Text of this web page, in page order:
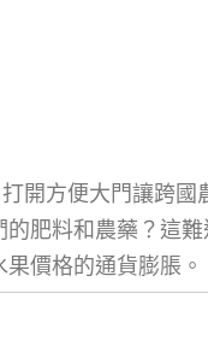
開方便大門讓跨
肥料和農藥？這
價格的通貨膨脹。